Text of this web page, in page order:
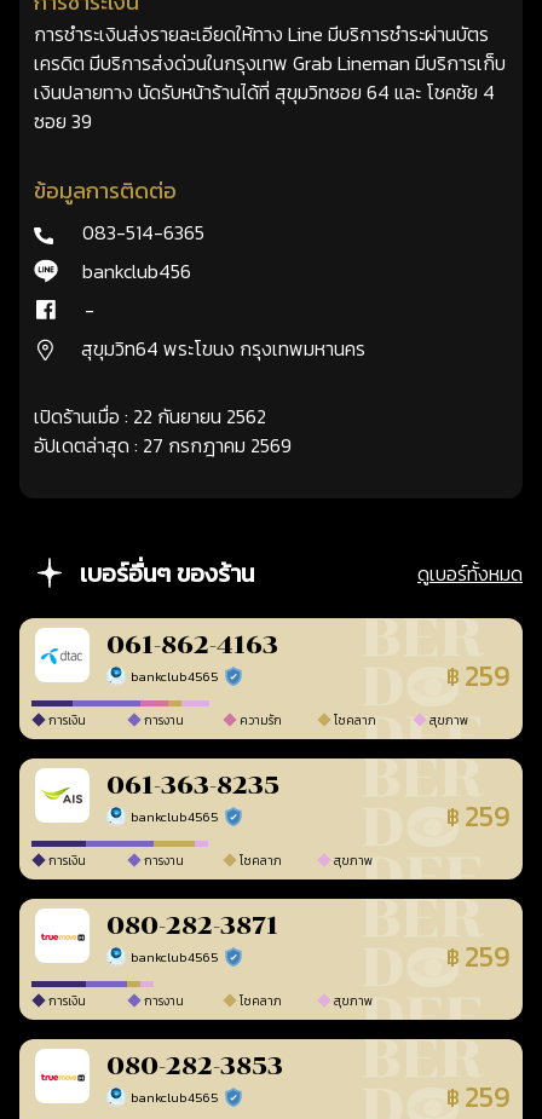
การชำระเงินส่งรายละเอียดให้ทาง Line มีบริการชำระผ่านบัตร
เครดิต มีบริการส่งด่วนในกรุงเทพ Grab Lineman มีบริการเก็บ
เงินปลายทาง นัดรับหน้าร้านได้ที่ สุขุมวิทซอย 64 และ โชคชัย 4
ซอย 39
ข้อมูลการติดต่อ
083-514-6365
bankclub456
-
สุขุมวิท64 พระโขนง กรุงเทพมหานคร
เปิดร้านเมื่อ : 22 กันยายน 2562
อัปเดตล่าสุด : 27 กรกฎาคม 2569
เบอร์อื่นๆ ของร้าน ดูเบอร์ทั้งหมด
061-862-4163
bankclub4565 ร้านยืนยันแล้ว ฿ 259
การเงิน การงาน ความรัก โชคลาภ สุขภาพ
061-363-8235
bankclub4565 ร้านยืนยันแล้ว ฿ 259
การเงิน การงาน โชคลาภ สุขภาพ
080-282-3871
bankclub4565 ร้านยืนยันแล้ว ฿ 259
การเงิน การงาน โชคลาภ สุขภาพ
080-282-3853
bankclub4565 ร้านยืนยันแล้ว ฿ 259